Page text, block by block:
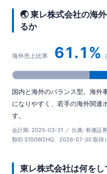
🌏 東レ株式会社の海
るか
海外売上比率 61.1%
国内と海外のバランス型。海外
になりやすく、若手の海外関連
す。
会計期: 2025-03-31 ／ 出典: 有価証
類ID S100W2HQ、2026-07-30 取得
東レ株式会社は何をし